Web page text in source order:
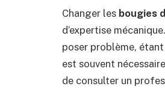
Changer les bougies
d’expertise
poser problème,
est souvent
de consulter un